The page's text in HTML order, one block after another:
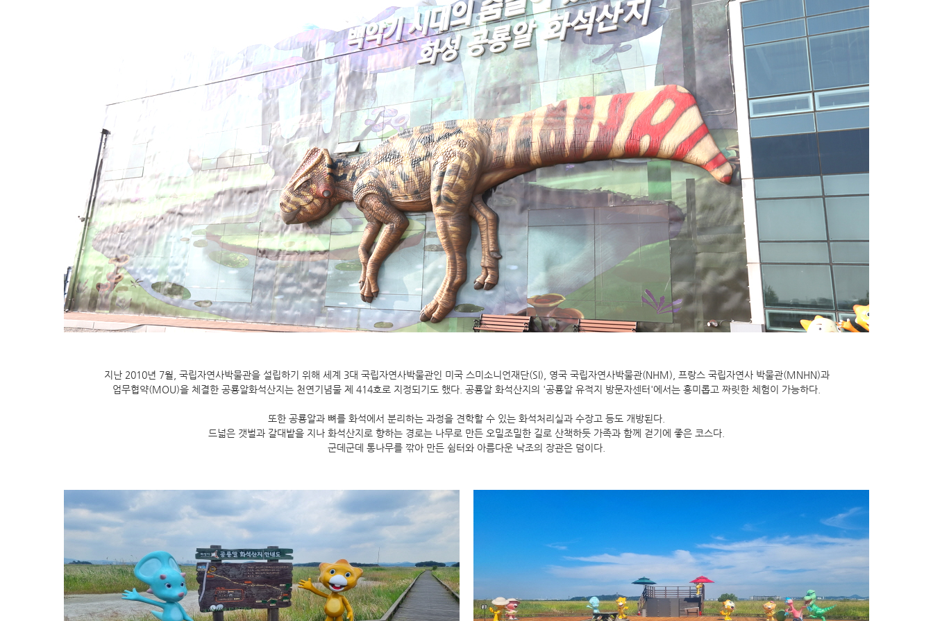
지난 2010년 7월, 국립자연사박물관을 설립하기 위해 세계 3대 국립자연사박물관인 미국 스미소니언재단(SI), 영국 국립자연사박물관(NHM), 프랑스 국립자연사 박물관(MNHN)과
업무협약(MOU)을 체결한 공룡알화석산지는 천연기념물 제 414호로 지정되기도 했다. 공룡알 화석산지의 '공룡알 유적지 방문자센터'에서는 흥미롭고 짜릿한 체험이 가능하다.
또한 공룡알과 뼈를 화석에서 분리하는 과정을 견학할 수 있는 화석처리실과 수장고 등도 개방된다.
드넓은 갯벌과 갈대밭을 지나 화석산지로 향하는 경로는 나무로 만든 오밀조밀한 길로 산책하듯 가족과 함께 걷기에 좋은 코스다.
군데군데 통나무를 깎아 만든 쉼터와 아름다운 낙조의 장관은 덤이다.